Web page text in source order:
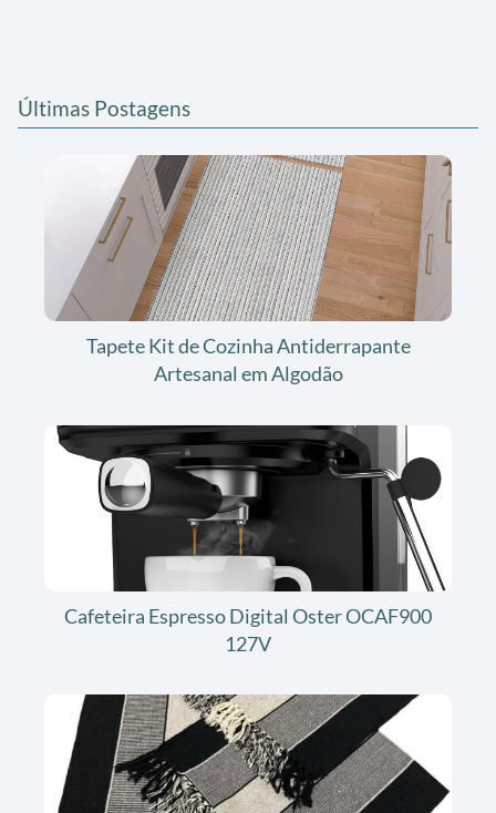
Últimas Postagens
Tapete Kit de Cozinha Antiderrapante
Artesanal em Algodão
Cafeteira Espresso Digital Oster OCAF900
127V